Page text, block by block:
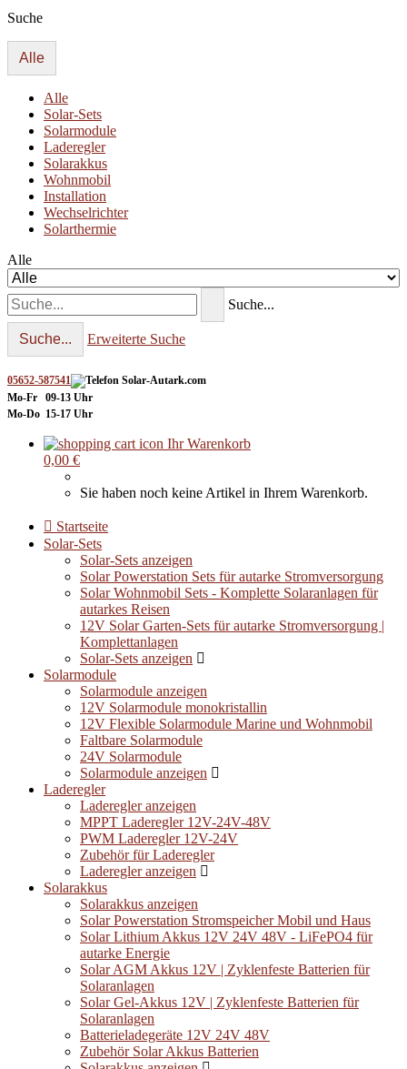
Suche
Alle
Alle
Solar-Sets
Solarmodule
Laderegler
Solarakkus
Wohnmobil
Installation
Wechselrichter
Solarthermie
Alle
Suche...
Suche... Erweiterte Suche
05652-587541
Mo-Fr 09-13 Uhr
Mo-Do 15-17 Uhr
Ihr Warenkorb
0,00 €
Sie haben noch keine Artikel in Ihrem Warenkorb.
Startseite
Solar-Sets
Solar-Sets anzeigen
Solar Powerstation Sets für autarke Stromversorgung
Solar Wohnmobil Sets - Komplette Solaranlagen für
autarkes Reisen
12V Solar Garten-Sets für autarke Stromversorgung |
Komplettanlagen
Solar-Sets anzeigen
Solarmodule
Solarmodule anzeigen
12V Solarmodule monokristallin
12V Flexible Solarmodule Marine und Wohnmobil
Faltbare Solarmodule
24V Solarmodule
Solarmodule anzeigen
Laderegler
Laderegler anzeigen
MPPT Laderegler 12V-24V-48V
PWM Laderegler 12V-24V
Zubehör für Laderegler
Laderegler anzeigen
Solarakkus
Solarakkus anzeigen
Solar Powerstation Stromspeicher Mobil und Haus
Solar Lithium Akkus 12V 24V 48V - LiFePO4 für
autarke Energie
Solar AGM Akkus 12V | Zyklenfeste Batterien für
Solaranlagen
Solar Gel-Akkus 12V | Zyklenfeste Batterien für
Solaranlagen
Batterieladegeräte 12V 24V 48V
Zubehör Solar Akkus Batterien